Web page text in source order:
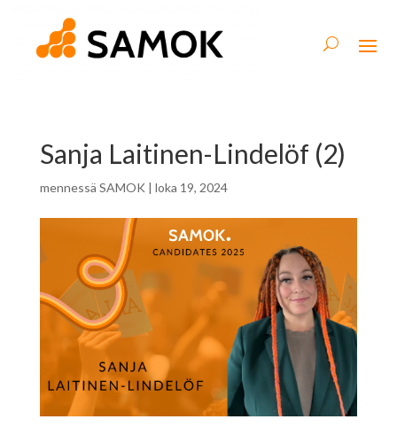
Sanja Laitinen-Lindelöf (2)
mennessä SAMOK | loka 19, 2024